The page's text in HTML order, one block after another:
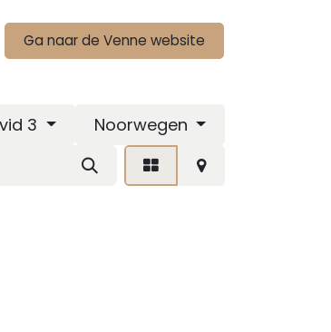
Ga naar de Venne website
3 Noorwegen